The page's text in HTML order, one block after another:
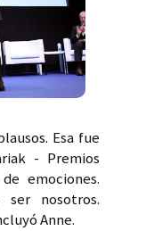
Esa fue
- Premios
emociones.
ser nosotros.
Anne.